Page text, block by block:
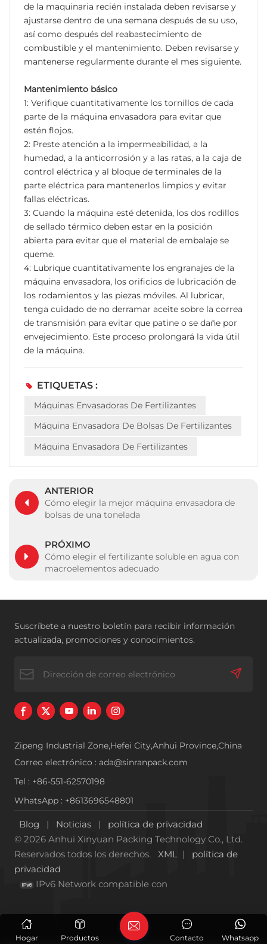
de la maquinaria recién instalada deben revisarse y
ajustarse dentro de una semana después de su uso,
así como después del reabastecimiento de
combustible y el mantenimiento. Deben revisarse y
mantenerse regularmente durante el mes siguiente.
Mantenimiento básico
1: Verifique cuantitativamente los tornillos de cada
parte de la máquina envasadora para evitar que
estén flojos.
2: Preste atención a la impermeabilidad, a la
humedad, a la anticorrosión y a las ratas, a la caja de
control eléctrica y al bloque de terminales de la
parte eléctrica para mantenerlos limpios y evitar
fallas eléctricas.
3: Cuando la máquina esté detenida, los dos rodillos
de sellado térmico deben estar en la posición
abierta para evitar que el material de embalaje se
queme.
4: Lubrique cuantitativamente los engranajes de la
máquina envasadora, los orificios de lubricación de
los rodamientos y las piezas móviles. Al lubricar,
tenga cuidado de no derramar aceite sobre la correa
de transmisión para evitar que patine o se dañe por
envejecimiento. Este proceso prolongará la vida útil
de la máquina.
ETIQUETAS :
Máquinas Envasadoras De Fertilizantes
Máquina Envasadora De Bolsas De Fertilizantes
Máquina Envasadora De Fertilizantes
ANTERIOR
Cómo elegir la mejor máquina envasadora de
bolsas de una tonelada
PRÓXIMO
Cómo elegir el fertilizante soluble en agua con
macroelementos adecuado
Suscríbete a nuestro boletín para recibir información
actualizada, promociones y conocimientos.
Zipeng Industrial Zone,Hefei City,Anhui Province,China
Correo electrónico : ada@sinranpack.com
Tel : +86-551-62570198
WhatsApp : +8613696548801
Blog | Noticias |
política de privacidad
© 2026 Anhui Xinyuan Packing Technology Co., Ltd.
Reservados todos los derechos.
XML |
política de
privacidad
IPv6 Network compatible con
Hogar Productos Whatsapp
Contacto